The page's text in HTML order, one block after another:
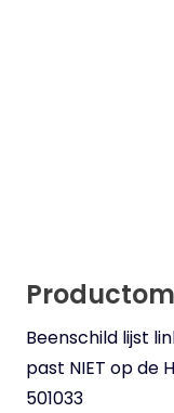
Beenschild lijst
past NIET op de
501033